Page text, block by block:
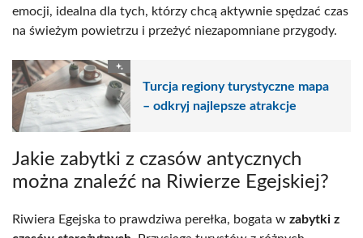
emocji, idealna dla tych, którzy chcą aktywnie spędzać czas
na świeżym powietrzu i przeżyć niezapomniane przygody.
Turcja regiony turystyczne mapa
– odkryj najlepsze atrakcje
Jakie zabytki z czasów antycznych
można znaleźć na Riwierze Egejskiej?
Riwiera Egejska to prawdziwa perełka, bogata w zabytki z